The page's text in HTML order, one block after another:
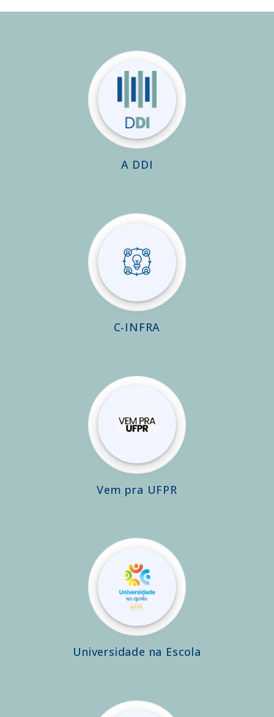
A DDI
C-INFRA
Vem pra UFPR
Universidade na Escola